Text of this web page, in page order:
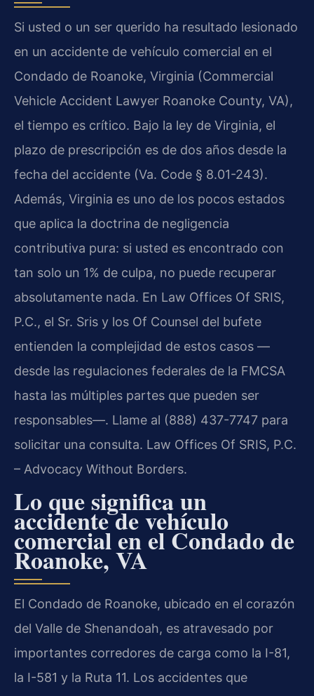
Si usted o un ser querido ha resultado lesionado
en un accidente de vehículo comercial en el
Condado de Roanoke, Virginia (Commercial
Vehicle Accident Lawyer Roanoke County, VA),
el tiempo es crítico. Bajo la ley de Virginia, el
plazo de prescripción es de dos años desde la
fecha del accidente (Va. Code § 8.01-243).
Además, Virginia es uno de los pocos estados
que aplica la doctrina de negligencia
contributiva pura: si usted es encontrado con
tan solo un 1% de culpa, no puede recuperar
absolutamente nada. En Law Offices Of SRIS,
P.C., el Sr. Sris y los Of Counsel del bufete
entienden la complejidad de estos casos —
desde las regulaciones federales de la FMCSA
hasta las múltiples partes que pueden ser
responsables—. Llame al (888) 437-7747 para
solicitar una consulta. Law Offices Of SRIS, P.C.
– Advocacy Without Borders.
Lo que significa un
accidente de vehículo
comercial en el Condado de
Roanoke, VA
El Condado de Roanoke, ubicado en el corazón
del Valle de Shenandoah, es atravesado por
importantes corredores de carga como la I-81,
la I-581 y la Ruta 11. Los accidentes que